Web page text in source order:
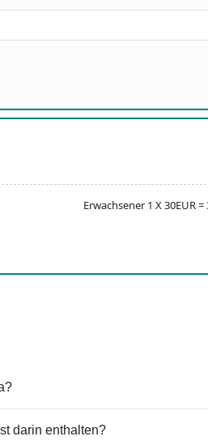
Erwachsener 1 X 30EUR =
darin enthalten?